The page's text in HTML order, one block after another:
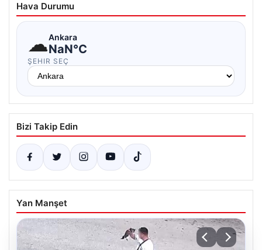
Hava Durumu
☁Ankara
NaN°C
ŞEHIR SEÇ
Bizi Takip Edin
Yan Manşet